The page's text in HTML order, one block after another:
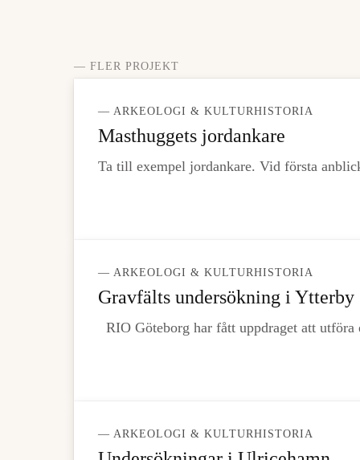
— FLER PROJEKT
— ARKEOLOGI & KULTURHISTORIA
Masthuggets jordankare
Ta till exempel jordankare. Vid första
— ARKEOLOGI & KULTURHISTORIA
Gravfälts undersökning i Ytterby
RIO Göteborg har fått uppdraget att
— ARKEOLOGI & KULTURHISTORIA